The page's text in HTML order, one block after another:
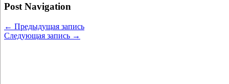
Post Navigation
← Предыдущая запись
Следующая запись →